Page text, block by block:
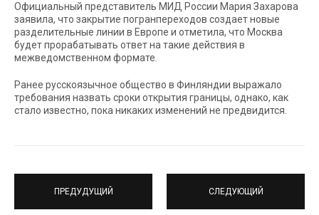
Официальный представитель МИД России Мария Захарова
заявила, что закрытие погранпереходов создает новые
разделительные линии в Европе и отметила, что Москва
будет прорабатывать ответ на такие действия в
межведомственном формате.
Ранее русскоязычное общество в Финляндии выражало
требования назвать сроки открытия границы, однако, как
стало известно, пока никаких изменений не предвидится.
ПРЕДУДУЩИЙ СЛЕДУЮЩИЙ